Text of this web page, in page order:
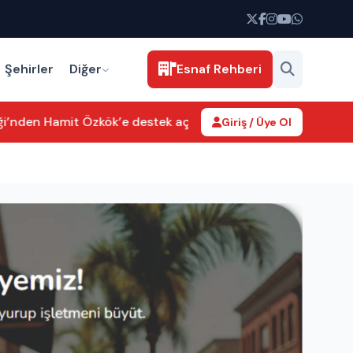
Şehirler Diğer Esnaf Rehberi
Hamit Özkök’e destek açıklaması Yaşar Sarıkaya’nın
Giriş / Üye Ol